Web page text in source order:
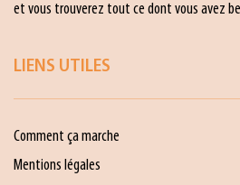
et vous trouverez tout ce dont vous avez
LIENS UTILES
Comment ça marche
Mentions légales